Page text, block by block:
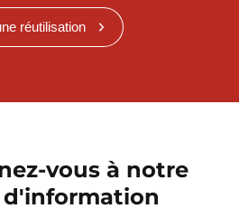
réutilisation
vous à notre